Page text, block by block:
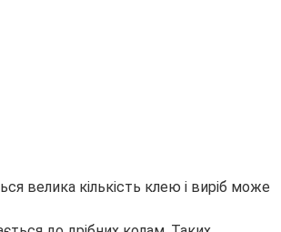
велика кількість клею і виріб може